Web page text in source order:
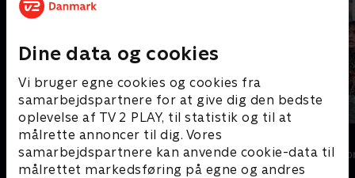
Dine data og cookies
Vi bruger egne cookies og cookies fra
samarbejdspartnere for at give dig den bedste
oplevelse af TV 2 PLAY, til statistik og til at
målrette annoncer til dig. Vores
samarbejdspartnere kan anvende cookie-data til
målrettet markedsføring på egne og andres
Zulu Djævleræs
Reality • 4 sæsoner Reality • 8